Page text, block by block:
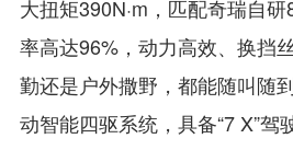
大扭矩390N·m，匹配奇瑞自
率高达96%，动力高效、换挡
勤还是户外撒野，都能随叫随
动智能四驱系统，具备“7 X”驾